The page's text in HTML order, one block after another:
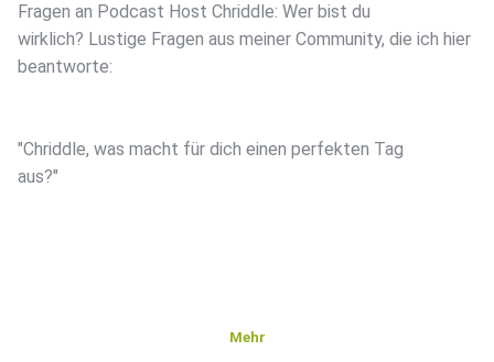
Fragen an Podcast Host Chriddle: Wer bist du
wirklich? Lustige Fragen aus meiner Community, die ich hier
beantworte:
"Chriddle, was macht für dich einen perfekten Tag
aus?"
Mehr